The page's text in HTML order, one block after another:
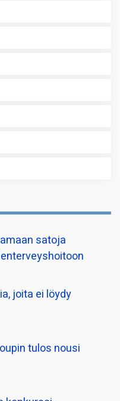
satoja
joita ei löydy
tulos nousi